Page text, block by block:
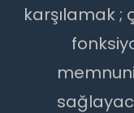
karşılamak ;